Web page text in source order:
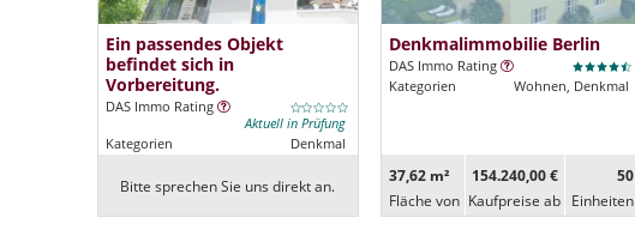
Ein passendes Objekt
befindet sich in
Vorbereitung.
DAS Immo Rating
Aktuell in Prüfung
Kategorien
Denkmal
Bitte sprechen Sie uns direkt an.
Denkmalimmobilie Berlin
DAS Immo Rating
Kategorien
Wohnen, Denkmal
37,62 m²
Fläche von
154.240,00 €
Kaufpreise ab
50
Ein­heiten